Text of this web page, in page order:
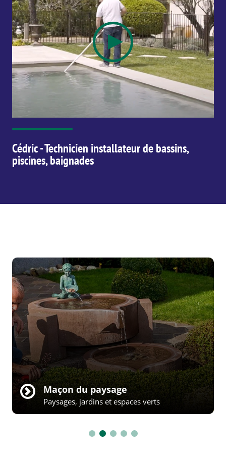
Cédric - Technicien installateur de bassins,
piscines, baignades
Jardinier paysagiste d’intérieur
Paysages, jardins et espaces verts